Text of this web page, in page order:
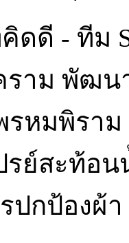
- ทีม
าม พัฒน
พรหมพิร
ปรย์สะท้
กป้องผ้า